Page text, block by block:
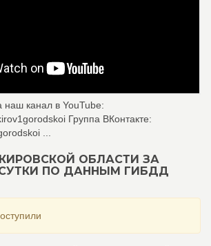
наш канал в YouTube:
Группа ВКонтакте:
...
ОБЛАСТИ ЗА
ПО ДАННЫМ ГИБДД